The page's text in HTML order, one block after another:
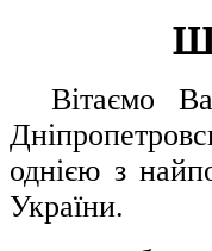
Вітаємо
однією з
України.